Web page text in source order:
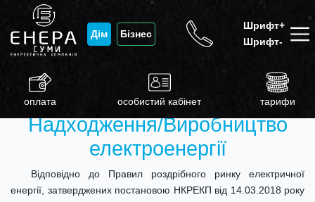
Дім Бізнес
Шрифт+
Шрифт-
оплата особистий кабінет тарифи
Надходження/Виробництво
електроенергії
Відповідно до Правил роздрібного ринку електричної
енергії, затверджених постановою НКРЕКП від 14.03.2018 року